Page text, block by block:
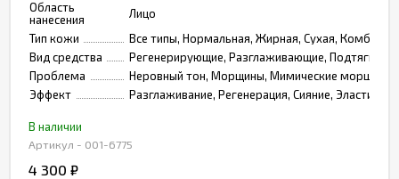
Область
нанесения
Лицо
Тип кожи
Все типы, Нормальная, Жирная, Сухая,
Вид средства
Регенерирующие, Разглаживающие,
Проблема
Неровный тон, Морщины, Мимические морщины,
Эффект
Разглаживание, Регенерация, Сияние,
В наличии
Артикул - 001-6775
4 300 ₽